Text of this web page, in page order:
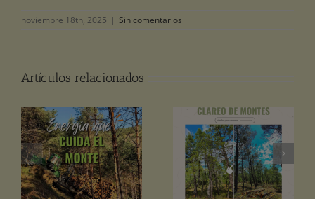
noviembre 18th, 2025 | Sin comentarios
Artículos relacionados
El clareo de pinos: qué
es y por qué importa
en la cadena del pellet.
¿De dónde viene la
madera de tu pellet?